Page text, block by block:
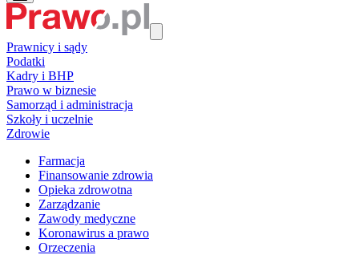
Prawnicy i sądy
Podatki
Kadry i BHP
Prawo w biznesie
Samorząd i administracja
Szkoły i uczelnie
Zdrowie
Farmacja
Finansowanie zdrowia
Opieka zdrowotna
Zarządzanie
Zawody medyczne
Koronawirus a prawo
Orzeczenia